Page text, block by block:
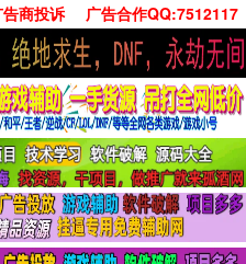
告商投诉 广告合作QQ:7512117